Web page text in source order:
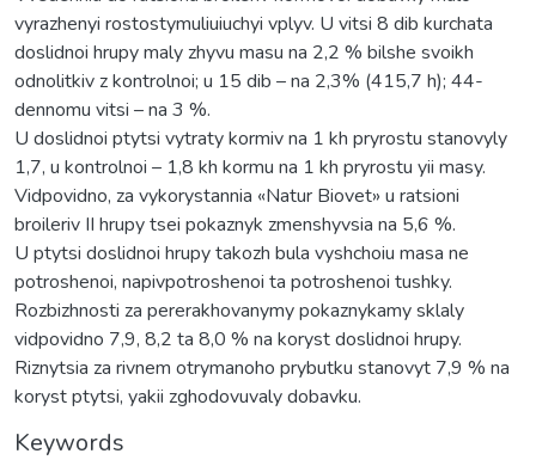
vyrazhenyi rostostymuliuiuchyi vplyv. U vitsi 8 dib kurchata
doslidnoi hrupy maly zhyvu masu na 2,2 % bilshe svoikh
odnolitkiv z kontrolnoi; u 15 dib – na 2,3% (415,7 h); 44-
dennomu vitsi – na 3 %.
U doslidnoi ptytsi vytraty kormiv na 1 kh pryrostu stanovyly
1,7, u kontrolnoi – 1,8 kh kormu na 1 kh pryrostu yii masy.
Vidpovidno, za vykorystannia «Natur Biovet» u ratsioni
broileriv II hrupy tsei pokaznyk zmenshyvsia na 5,6 %.
U ptytsi doslidnoi hrupy takozh bula vyshchoiu masa ne
potroshenoi, napivpotroshenoi ta potroshenoi tushky.
Rozbizhnosti za pererakhovanymy pokaznykamy sklaly
vidpovidno 7,9, 8,2 ta 8,0 % na koryst doslidnoi hrupy.
Riznytsia za rivnem otrymanoho prybutku stanovyt 7,9 % na
koryst ptytsi, yakii zghodovuvaly dobavku.
Keywords